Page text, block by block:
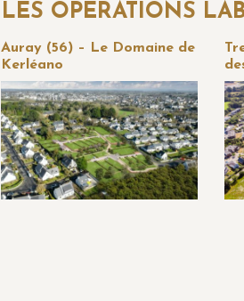
LES OPÉRATIONS
Auray (56) – Le Domaine de
Kerléano